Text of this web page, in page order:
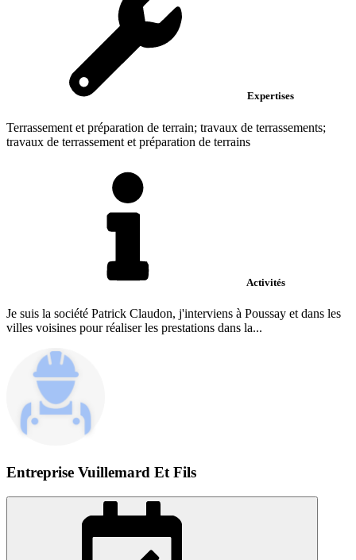
Expertises
Terrassement et préparation de terrain; travaux de terrassements;
travaux de terrassement et préparation de terrains
Activités
Je suis la société Patrick Claudon, j'interviens à Poussay et dans les
villes voisines pour réaliser les prestations dans la...
Entreprise Vuillemard Et Fils